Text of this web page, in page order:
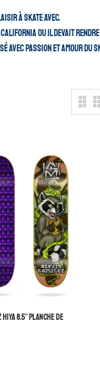
à skate avec.
ou il devait
avec passion et amour du
8.5″ PLANCHE DE